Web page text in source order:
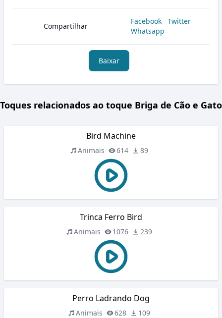
Compartilhar
Facebook
Twitter
Whatsapp
Baixar
Toques relacionados ao toque Briga de Cão e Gato
Bird Machine
Animais 614 89
Trinca Ferro Bird
Animais 1076 239
Perro Ladrando Dog
Animais 628 109